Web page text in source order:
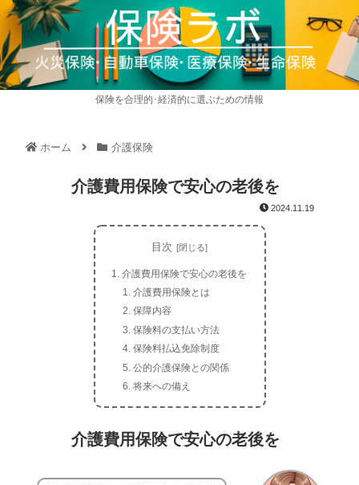
保険を合理的･経済的に選ぶための情報
ホーム 介護保険
介護費用保険で安心の老後を
2024.11.19
目次
介護費用保険で安心の老後を
介護費用保険とは
保障内容
保険料の支払い方法
保険料払込免除制度
公的介護保険との関係
将来への備え
介護費用保険で安心の老後を